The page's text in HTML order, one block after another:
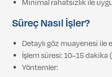
Minimal rahatsızlık ile
Süreç Nasıl İşler?
Detaylı göz muayenesi
İşlem süresi: 10–15 dakika
Yöntemler: